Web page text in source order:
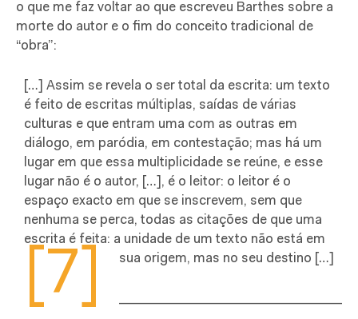
o que me faz voltar ao que escreveu Barthes sobre a
morte do autor e o fim do conceito tradicional de
“obra”:
[…] Assim se revela o ser total da escrita: um texto
é feito de escritas múltiplas, saídas de várias
culturas e que entram uma com as outras em
diálogo, em paródia, em contestação; mas há um
lugar em que essa multiplicidade se reúne, e esse
lugar não é o autor, […], é o leitor: o leitor é o
espaço exacto em que se inscrevem, sem que
nenhuma se perca, todas as citações de que uma
escrita é feita: a unidade de um texto não está em
sua origem, mas no seu destino […]
[7]